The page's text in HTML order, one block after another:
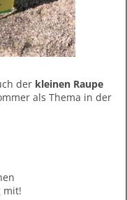
der kleinen Raupe
als Thema in der
mit!